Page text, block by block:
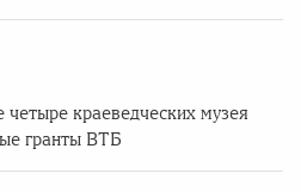
краеведческих музея
гранты ВТБ